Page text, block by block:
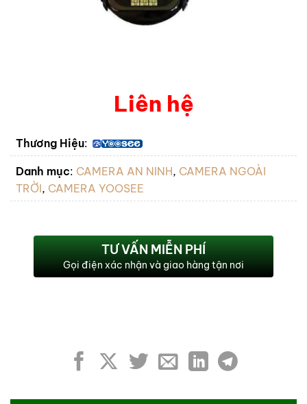
Liên hệ
Thương Hiệu:
Danh mục: CAMERA AN NINH, CAMERA NGOÀI
TRỜI, CAMERA YOOSEE
TƯ VẤN MIỄN PHÍ
Gọi điện xác nhận và giao hàng tận nơi